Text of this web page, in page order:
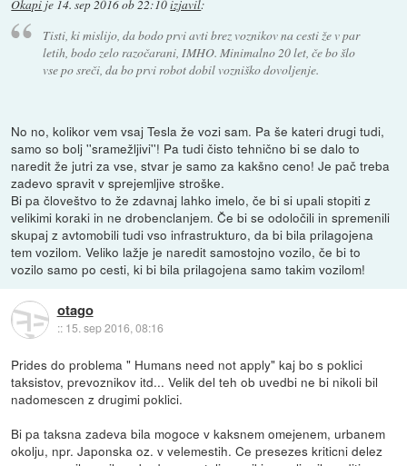
Okapi je 14. sep 2016 ob 22:10izjavil:
Tisti, ki mislijo, da bodo prvi avti brez voznikov na cesti že v par
letih, bodo zelo razočarani, IMHO. Minimalno 20 let, če bo šlo
vse po sreči, da bo prvi robot dobil vozniško dovoljenje.
No no, kolikor vem vsaj Tesla že vozi sam. Pa še kateri drugi tudi,
samo so bolj ''sramežljivi''! Pa tudi čisto tehnično bi se dalo to
naredit že jutri za vse, stvar je samo za kakšno ceno! Je pač treba
zadevo spravit v sprejemljive stroške.
Bi pa človeštvo to že zdavnaj lahko imelo, če bi si upali stopiti z
velikimi koraki in ne drobenclanjem. Če bi se odoločili in spremenili
skupaj z avtomobili tudi vso infrastrukturo, da bi bila prilagojena
tem vozilom. Veliko lažje je naredit samostojno vozilo, če bi to
vozilo samo po cesti, ki bi bila prilagojena samo takim vozilom!
otago
:: 15. sep 2016, 08:16
Prides do problema " Humans need not apply" kaj bo s poklici
taksistov, prevoznikov itd... Velik del teh ob uvedbi ne bi nikoli bil
nadomescen z drugimi poklici.
Bi pa taksna zadeva bila mogoce v kaksnem omejenem, urbanem
okolju, npr. Japonska oz. v velemestih. Ce presezes kriticni delez